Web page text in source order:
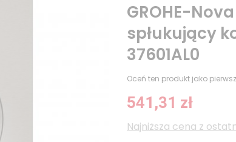
GROHE-
spłukujący
37601AL0
Oceń ten produkt jako
541,31 zł
Najniższa cena z